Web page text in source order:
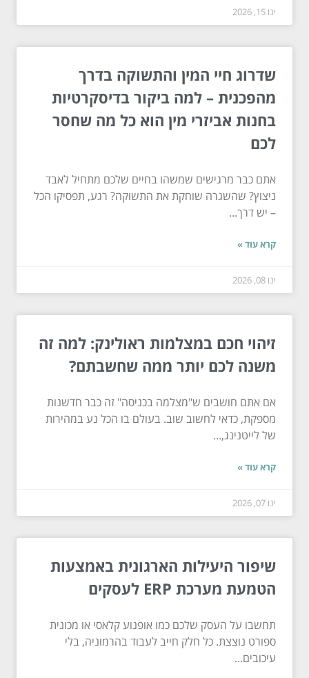
ינו 15, 2026
שדרוג חיי המין והתשוקה בדרך
מהפכנית – למה ביקור בדיסקרטיות
בחנות אביזרי מין הוא כל מה שחסר
לכם
אתם כבר מרגישים שמשהו בחיים שלכם מתחיל לאבד
ניצוץ? שהשגרה שוחקת את התשוקה? רגע, תפסיקו הכל
– יש דרך...
קרא עוד »
ינו 08, 2026
זיהוי חכם במצלמות ראולינק: למה זה
משנה לכם יותר ממה שחשבתם?
אם אתם חושבים ש"מצלמה בכניסה" זה כבר חדשנות
מספקת, כדאי לחשוב שוב. בעולם בו הכל נע במהירות
של לייטנינג,...
קרא עוד »
ינו 07, 2026
שיפור היעילות הארגונית באמצעות
הטמעת מערכת ERP לעסקים
תחשבו על העסק שלכם כמו אופנוע קלאסי או מכונית
ספורט נוצצת. כל חלק חייב לעבוד בהרמוניה, בלי
עיכובים...